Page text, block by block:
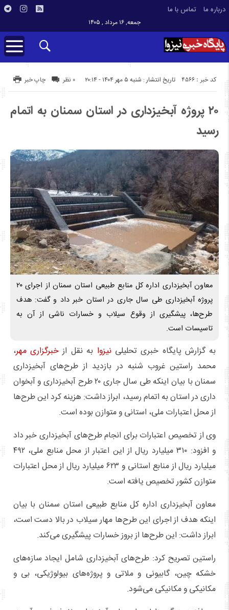
درباره ما تماس با ما
جمعه, ۱۶ مرداد , ۱۴۰۵
تاریخ انتشار : شنبه ۵ مهر ۱۴۰۴ - ۲۰:۱۴ کد خبر : 4566 چاپ خبر ۰ نظر
۲۰ پروژه آبخیزداری در استان سمنان به اتمام
رسید
معاون آبخیزداری اداره کل منابع طبیعی استان سمنان از اجرای ۲۰
پروژه آبخیزداری طی سال جاری در استان خبر داد و گفت: هدف
طرح‌ها، پیشگیری از وقوع سیلاب و خسارات ناشی از آن به
تاسیسات است.
به گزارش پایگاه خبری تحلیلینیزوا به نقل از خبرگزاری مهر،
محمد راستین غروب شنبه در بازدید از طرح‌های آبخیزداری
سمنان با بیان اینکه طی سال جاری ۲۰ طرح آبخیزداری و آبخوان
داری در استان به اتمام رسید، ابراز داشت: هزینه کرد این طرح‌ها
از محل اعتبارات ملی، استانی و متوازن بوده است.
وی از تخصیص اعتبارات برای انجام طرح‌های آبخیزداری خبر داد
و افزود: ۳۱۰ میلیارد ریال از این اعتبار از محل منابع ملی، ۴۹۲
میلیارد ریال از منابع استانی و ۶۲۳ میلیارد ریال از محل اعتبارات
متوازن کشور تخصیص یافته است.
معاون آبخیزداری اداره کل منابع طبیعی استان سمنان با بیان
اینکه هدف از اجرای این طرح‌ها مهار سیلاب در بالا دست است،
ابراز داشت: این طرح‌ها از بروز خسارات پیشگیری می‌کند.
راستین تصریح کرد: طرح‌های آبخیزداری شامل ایجاد سازه‌های
خشکه چین، گابیونی و ملاتی و پروژه‌های بیولوژیکی، بی و
مکانیکی و مکانیکی می‌شود.